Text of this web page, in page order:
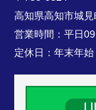
高知県高知市城見
営業時間： 平日
定休日： 年末年始